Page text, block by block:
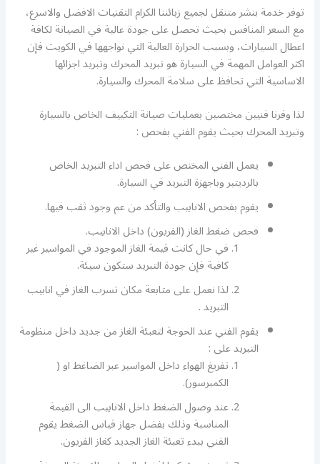
توفر خدمة بنشر متنقل لجميع زبائننا الكرام التقنيات الافضل والاسرع،
مع السعر المنافس بحيث تحصل على جودة عالية في الصيانة لكافة
اعطال السيارات، وبسبب الحرارة العالية التي نواجهها في الكويت فإن
اكثر العوامل المهمة في السيارة هو تبريد المحرك وتبريد اجزائها
الاساسية التي تحافظ على سلامة المحرك والسيارة.
لذا وفرنا فنيين مختصين بعمليات صيانة التكييف الخاص بالسيارة
وتبريد المحرك بحيث يقوم الفني بفحص :
يعمل الفني المختص على فحص اداء التبريد الخاص
بالرديتير وباجهزة التبريد في السيارة.
يقوم بفحص الانابيب والتأكد من عم وجود ثقب فيها.
فحص ضغط الغاز (الفريون) داخل الانابيب.
في حال كانت قيمة الغاز الموجود في المواسير غير
كافية فإن جودة التبريد ستكون سيئة.
لذا نعمل على متابعة مكان تسرب الغاز في انابيب
التبريد .
يقوم الفني عند الحوجة لتعبئة الغاز من جديد داخل منظومة
التبريد على :
تفريغ الهواء داخل المواسير عبر الضاغط او (
الكمبرسور).
عند وصول الضغط داخل الانابيب الى القيمة
المناسبة وذلك بفضل جهاز قياس الضغط يقوم
الفني ببدء تعبئة الغاز الجديد كغاز الفريون.